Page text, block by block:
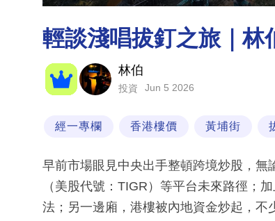
輕談淺唱拔釘之旅｜林
林伯
投資 Jun 5 2026
經一專欄 香港樓價 黃埔街
早前市場眼見中央出手整頓跨境炒股，
（美股代號：TIGR）等平台未來路徑；
法；另一邊廂，港樓被內地資金炒起，不